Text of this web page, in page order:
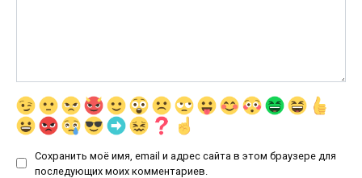
Сохранить моё имя, email и адрес сайта в этом браузере для
последующих моих комментариев.